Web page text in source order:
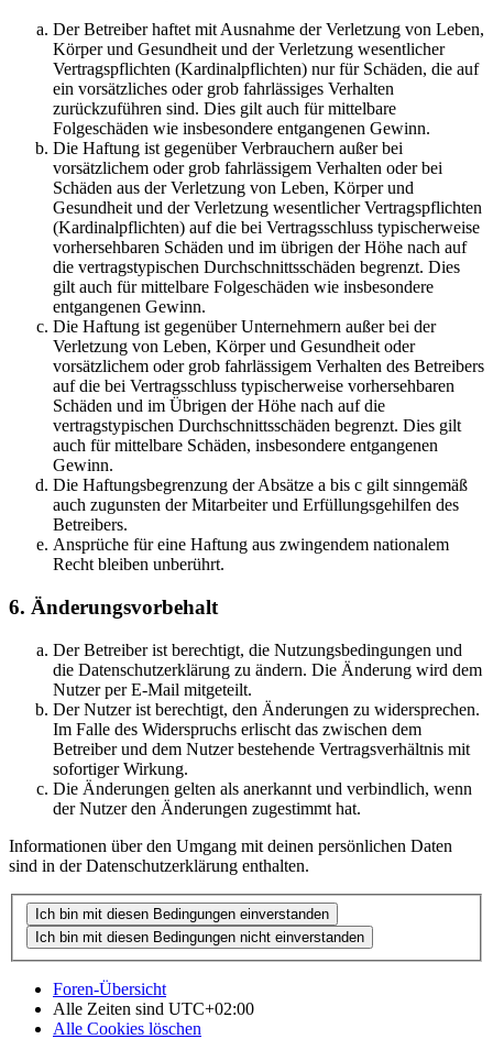
Der Betreiber haftet mit Ausnahme der Verletzung von Leben,
Körper und Gesundheit und der Verletzung wesentlicher
Vertragspflichten (Kardinalpflichten) nur für Schäden, die auf
ein vorsätzliches oder grob fahrlässiges Verhalten
zurückzuführen sind. Dies gilt auch für mittelbare
Folgeschäden wie insbesondere entgangenen Gewinn.
Die Haftung ist gegenüber Verbrauchern außer bei
vorsätzlichem oder grob fahrlässigem Verhalten oder bei
Schäden aus der Verletzung von Leben, Körper und
Gesundheit und der Verletzung wesentlicher Vertragspflichten
(Kardinalpflichten) auf die bei Vertragsschluss typischerweise
vorhersehbaren Schäden und im übrigen der Höhe nach auf
die vertragstypischen Durchschnittsschäden begrenzt. Dies
gilt auch für mittelbare Folgeschäden wie insbesondere
entgangenen Gewinn.
Die Haftung ist gegenüber Unternehmern außer bei der
Verletzung von Leben, Körper und Gesundheit oder
vorsätzlichem oder grob fahrlässigem Verhalten des Betreibers
auf die bei Vertragsschluss typischerweise vorhersehbaren
Schäden und im Übrigen der Höhe nach auf die
vertragstypischen Durchschnittsschäden begrenzt. Dies gilt
auch für mittelbare Schäden, insbesondere entgangenen
Gewinn.
Die Haftungsbegrenzung der Absätze a bis c gilt sinngemäß
auch zugunsten der Mitarbeiter und Erfüllungsgehilfen des
Betreibers.
Ansprüche für eine Haftung aus zwingendem nationalem
Recht bleiben unberührt.
6. Änderungsvorbehalt
Der Betreiber ist berechtigt, die Nutzungsbedingungen und
die Datenschutzerklärung zu ändern. Die Änderung wird dem
Nutzer per E-Mail mitgeteilt.
Der Nutzer ist berechtigt, den Änderungen zu widersprechen.
Im Falle des Widerspruchs erlischt das zwischen dem
Betreiber und dem Nutzer bestehende Vertragsverhältnis mit
sofortiger Wirkung.
Die Änderungen gelten als anerkannt und verbindlich, wenn
der Nutzer den Änderungen zugestimmt hat.
Informationen über den Umgang mit deinen persönlichen Daten
sind in der Datenschutzerklärung enthalten.
Foren-Übersicht
Alle Zeiten sind UTC+02:00
Alle Cookies löschen